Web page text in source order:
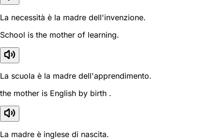
La necessità è la madre dell'invenzione.
School is the mother of learning.
La scuola è la madre dell'apprendimento.
the mother is English by birth .
La madre è inglese di nascita.